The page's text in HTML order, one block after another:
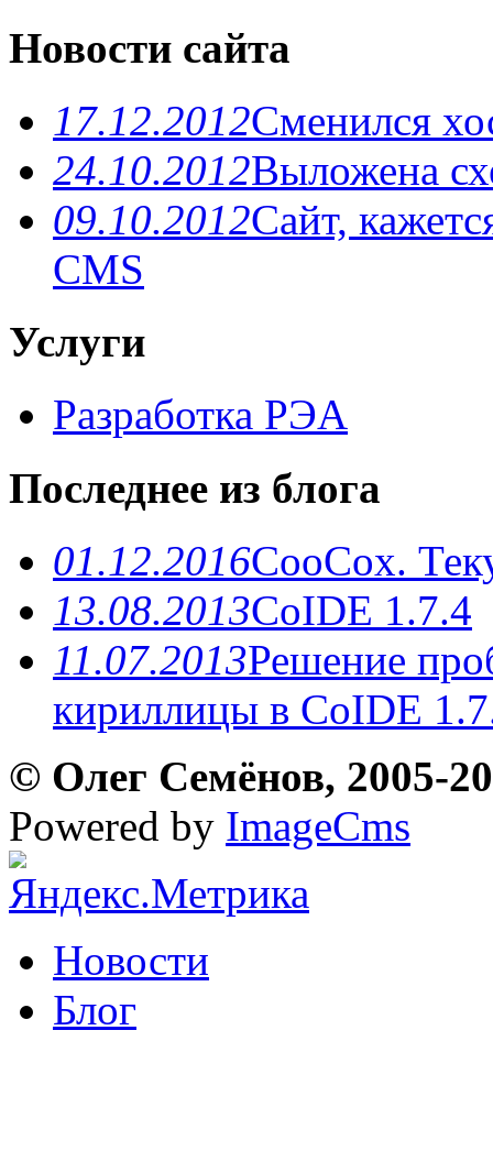
Новости сайта
17.12.2012Сменился
24.10.2012Выложена
09.10.2012Сайт,
CMS
Услуги
Разработка РЭА
Последнее из блога
01.12.2016CooCox.
13.08.2013CoIDE 1.7.4
11.07.2013Решение
кириллицы в CoIDE
© Олег Семёнов, 2005-
Powered by ImageCms
Новости
Блог